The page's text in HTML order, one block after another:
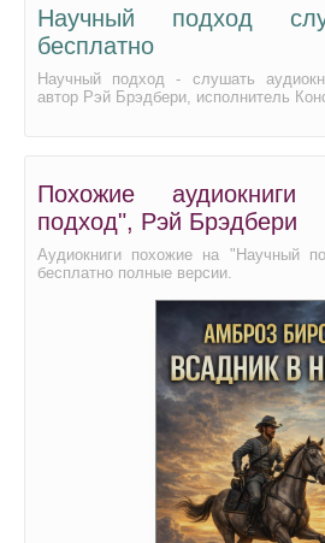
Научный подход
бесплатно
Научный подход - слушать
автор Рэй Брэдбери, исполнитель
Похожие
подход", Рэй Брэдбери
Аудиокниги похожие на "Научный
бесплатно полные версии.